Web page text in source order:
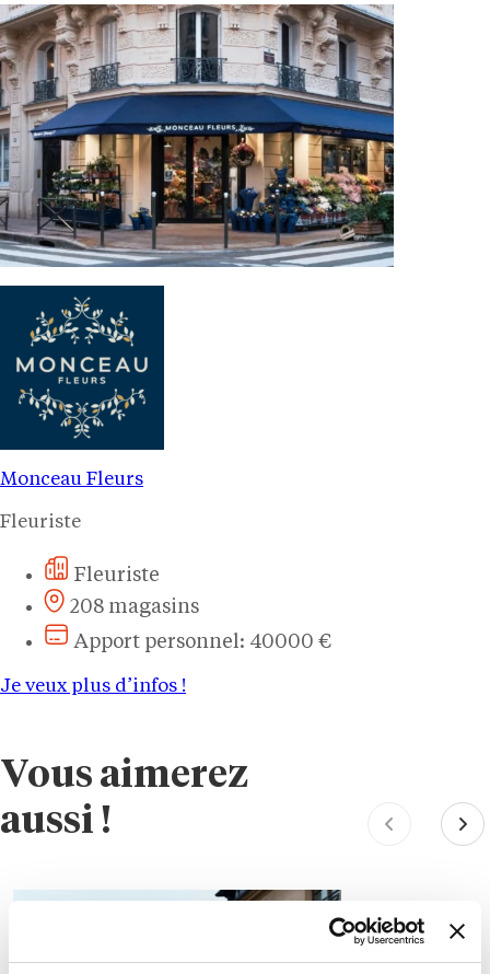
Monceau Fleurs
Fleuriste
Fleuriste
208 magasins
Apport personnel: 40000 €
Je veux plus d’infos !
Vous aimerez
aussi !